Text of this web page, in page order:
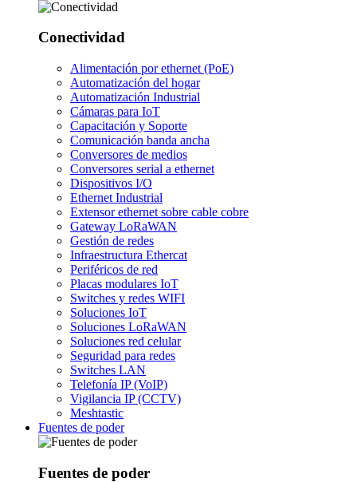
Conectividad
Alimentación por ethernet (PoE)
Automatización del hogar
Automatización Industrial
Cámaras para IoT
Capacitación y Soporte
Comunicación banda ancha
Conversores de medios
Conversores serial a ethernet
Dispositivos I/O
Ethernet Industrial
Extensor ethernet sobre cable cobre
Gateway LoRaWAN
Gestión de redes
Infraestructura Ethercat
Periféricos de red
Placas modulares IoT
Switches y redes WIFI
Soluciones IoT
Soluciones LoRaWAN
Soluciones red celular
Seguridad para redes
Switches LAN
Telefonía IP (VoIP)
Vigilancia IP (CCTV)
Meshtastic
Fuentes de poder
Fuentes de poder